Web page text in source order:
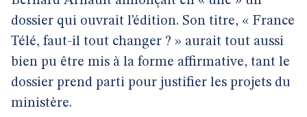
dossier qui ouvrait l’édition. Son titre, « France
Télé, faut-il tout changer ? » aurait tout aussi
bien pu être mis à la forme affirmative, tant le
dossier prend parti pour justifier les projets du
ministère.